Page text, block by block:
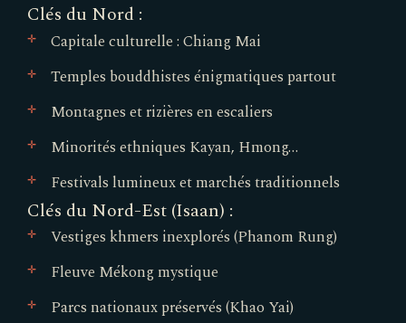
Clés du Nord :
Capitale culturelle : Chiang Mai
Temples bouddhistes énigmatiques partout
Montagnes et rizières en escaliers
Minorités ethniques Kayan, Hmong…
Festivals lumineux et marchés traditionnels
Clés du Nord-Est (Isaan) :
Vestiges khmers inexplorés (Phanom Rung)
Fleuve Mékong mystique
Parcs nationaux préservés (Khao Yai)